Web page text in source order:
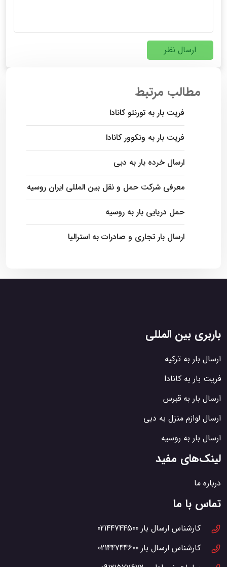
ارسال نظر
مطالب مرتبط
فریت بار به تورنتو کانادا
فریت بار به ونکوور کانادا
ارسال خرده بار به دبی
معرفی شرکت حمل و نقل بین المللی ایران روسیه
حمل دریایی بار به روسیه
ارسال بار تجاری و صادرات به استرالیا
باربری بین المللی
ارسال بار به ترکیه
فریت بار به کانادا
ارسال بار به قبرس
ارسال لوازم منزل به دبی
ارسال بار به روسیه
لینک‌های مفید
درباره ما
تماس با ما
کارشناس ارسال بار 02144744500
کارشناس ارسال بار 02144744600